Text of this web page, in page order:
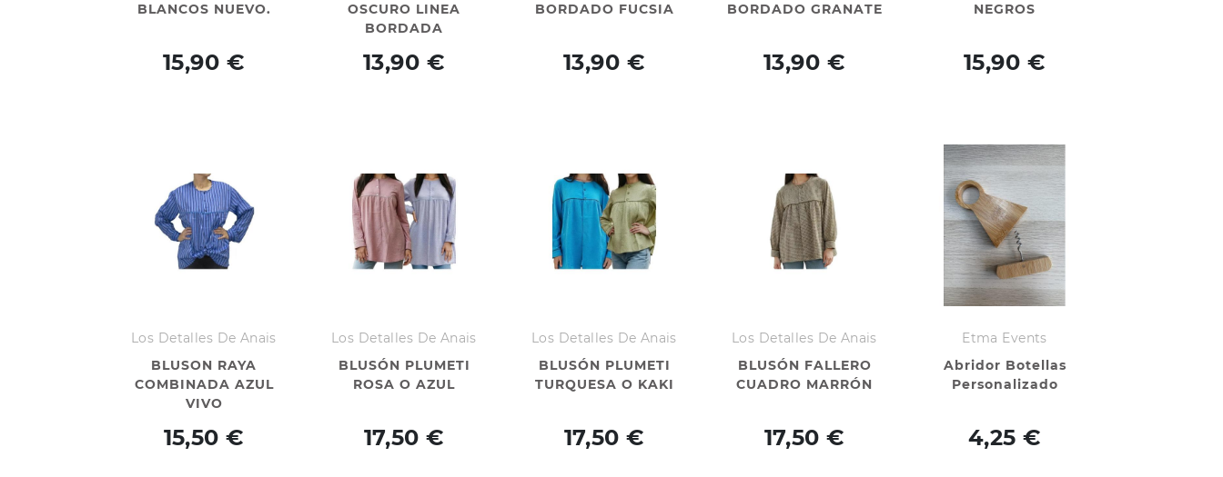
BLANCOS NUEVO.
15,90 €
OSCURO LINEA
BORDADA
13,90 €
BORDADO FUCSIA
13,90 €
BORDADO GRANATE
13,90 €
NEGROS
15,90 €
Los Detalles De Anais
BLUSON RAYA
COMBINADA AZUL
VIVO
15,50 €
Los Detalles De Anais
BLUSÓN PLUMETI
ROSA O AZUL
17,50 €
Los Detalles De Anais
BLUSÓN PLUMETI
TURQUESA O KAKI
17,50 €
Los Detalles De Anais
BLUSÓN FALLERO
CUADRO MARRÓN
17,50 €
Etma Events
Abridor Botellas
Personalizado
4,25 €